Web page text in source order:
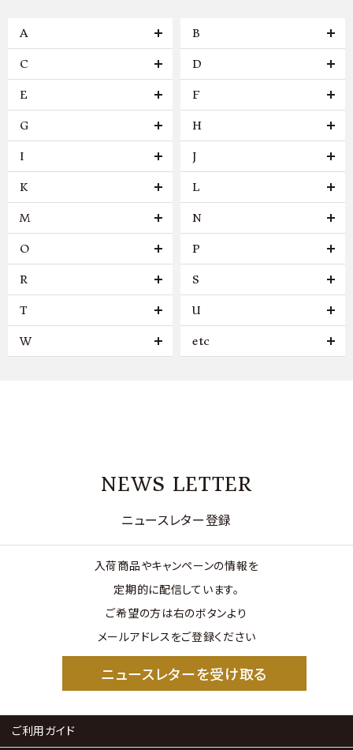
A B
C D
E F
G H
I J
K L
M N
O P
R S
T U
W etc
NEWS LETTER
ニュースレター登録
入荷商品やキャンペーンの情報を
定期的に配信しています。
ご希望の方は右のボタンより
メールアドレスをご登録ください
ニュースレターを受け取る
ご利用ガイド